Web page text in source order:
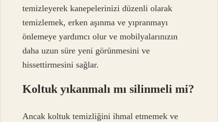
temizleyerek kanepelerinizi düzenli olarak
temizlemek, erken aşınma ve yıpranmayı
önlemeye yardımcı olur ve mobilyalarınızın
daha uzun süre yeni görünmesini ve
hissettirmesini sağlar.
Koltuk yıkanmalı mı silinmeli mi?
Ancak koltuk temizliğini ihmal etmemek ve